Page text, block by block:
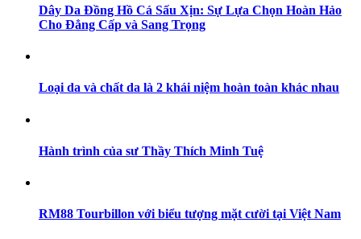
Dây Da Đồng Hồ Cá Sấu Xịn: Sự Lựa Chọn Hoàn Hảo
Cho Đẳng Cấp và Sang Trọng
Loại da và chất da là 2 khái niệm hoàn toàn khác nhau
Hành trình của sư Thầy Thích Minh Tuệ
RM88 Tourbillon với biểu tượng mặt cười tại Việt Nam